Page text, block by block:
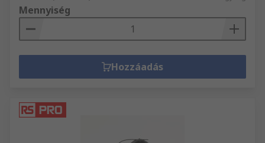
Mennyiség
Hozzáadás